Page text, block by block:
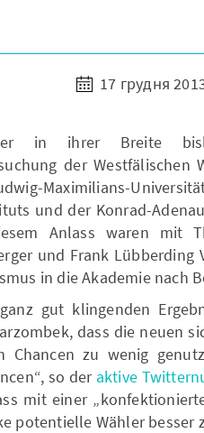
17 грудня
in ihrer Breite
der Westfälischen
Maximilians-
und der Konrad-
Anlass waren mit
und Frank Lübberding
in die Akademie nach
gut klingenden
dass die neuen
Chancen zu wenig
so der aktive
mit einer
potentielle Wähler besser